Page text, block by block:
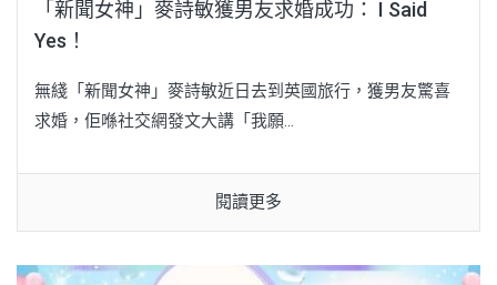
「新聞女神」麥詩敏獲男友求婚成功： I Said
Yes！
無綫「新聞女神」麥詩敏近日去到英國旅行，獲男友驚喜
求婚，佢喺社交網發文大講「我願...
閱讀更多